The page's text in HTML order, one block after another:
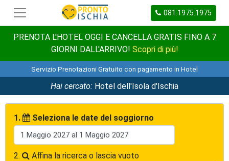
081.1975.1975
PRENOTA L'HOTEL OGGI E CANCELLA GRATIS FINO A 7
GIORNI DALL'ARRIVO! Scopri di più!
Servizio Prenotazioni Gratuito con pagamento in Hotel
Hai cercato: Hotel dell'Isola d'Ischia
1. Seleziona le date del soggiorno
2. Affina la ricerca o lascia vuoto